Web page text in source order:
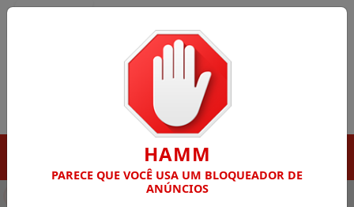
EM PORTO GRANDE COM ATUAÇÃO VOLTADA AO
HAMM
PARECE QUE VOCÊ USA UM BLOQUEADOR DE
ANÚNCIOS